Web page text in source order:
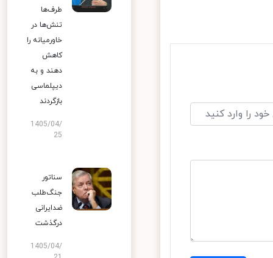
طرف‌ها
تنش‌ها در
خاورمیانه را
کاهش
دهند و به
دیپلماسی
بازگردند
1405/04/
25
سناتور
جنگ‌طلب
ضدایرانی
درگذشت
1405/04/